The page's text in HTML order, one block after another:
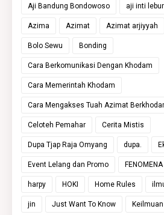
Aji Bandung Bondowoso aji inti
Azima Azimat Azimat arjiyyah
Bolo Sewu Bonding
Cara Berkomunikasi Dengan Khodam
Cara Memerintah Khodam
Cara Mengakses Tuah Azimat
Celoteh Pemahar Cerita Mistis
Dupa Tjap Raja Omyang dupa.
Event Lelang dan Promo FENOMENA
harpy HOKI Home Rules
jin Just Want To Know Keilmuan